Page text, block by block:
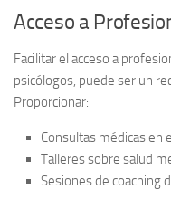
Acceso a
Facilitar el acceso a
psicólogos, puede ser un
Proporcionar:
Consultas médicas en
Talleres sobre salud
Sesiones de coaching